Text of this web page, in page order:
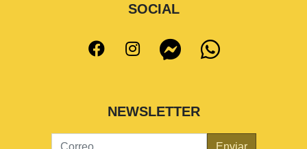
SOCIAL
NEWSLETTER
Enviar